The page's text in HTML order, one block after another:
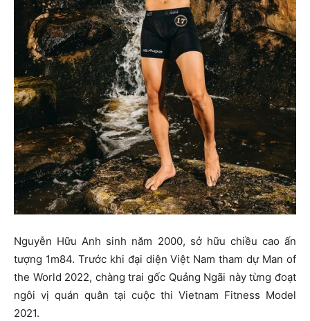
Nguyễn Hữu Anh sinh năm 2000, sở hữu chiều cao ấn
tượng 1m84. Trước khi đại diện Việt Nam tham dự Man of
the World 2022, chàng trai gốc Quảng Ngãi này từng đoạt
ngôi vị quán quân tại cuộc thi Vietnam Fitness Model
2021.